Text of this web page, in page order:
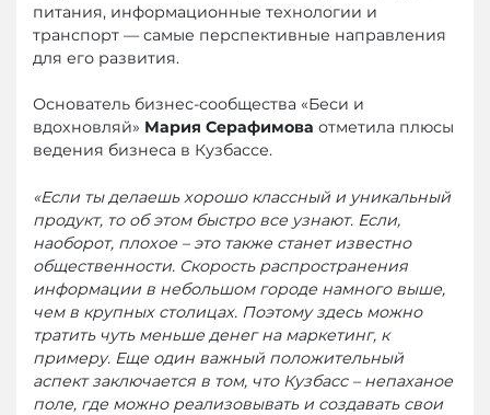
питания, информационные технологии и
транспорт — самые перспективные направления
для его развития.
Основатель бизнес-сообщества «Беси и
вдохновляй» Мария Серафимова отметила плюсы
ведения бизнеса в Кузбассе.
«Если ты делаешь хорошо классный и уникальный
продукт, то об этом быстро все узнают. Если,
наоборот, плохое – это также станет известно
общественности. Скорость распространения
информации в небольшом городе намного выше,
чем в крупных столицах. Поэтому здесь можно
тратить чуть меньше денег на маркетинг, к
примеру. Еще один важный положительный
аспект заключается в том, что Кузбасс – непаханое
поле, где можно реализовывать и создавать свои